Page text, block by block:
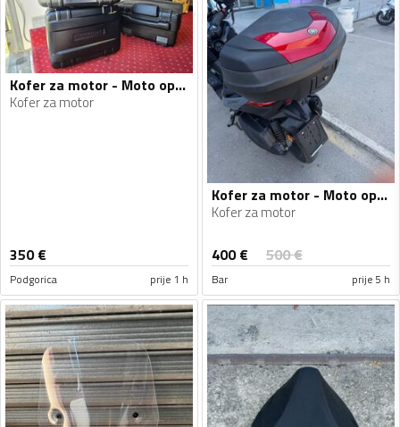
Kofer za motor - Moto oprema
Kofer za motor
350€
Podgorica prije 1 h
Kofer za motor - Moto oprema
Kofer za motor
400€ 500€
Bar prije 5 h